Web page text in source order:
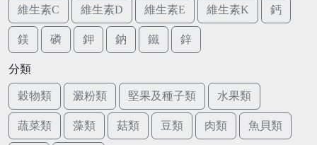
維生素C 維生素D 維生素E 維生素K 鈣
鎂 磷 鉀 鈉 鐵 鋅
分類
穀物類 澱粉類 堅果及種子類 水果類
蔬菜類 藻類 菇類 豆類 肉類 魚貝類